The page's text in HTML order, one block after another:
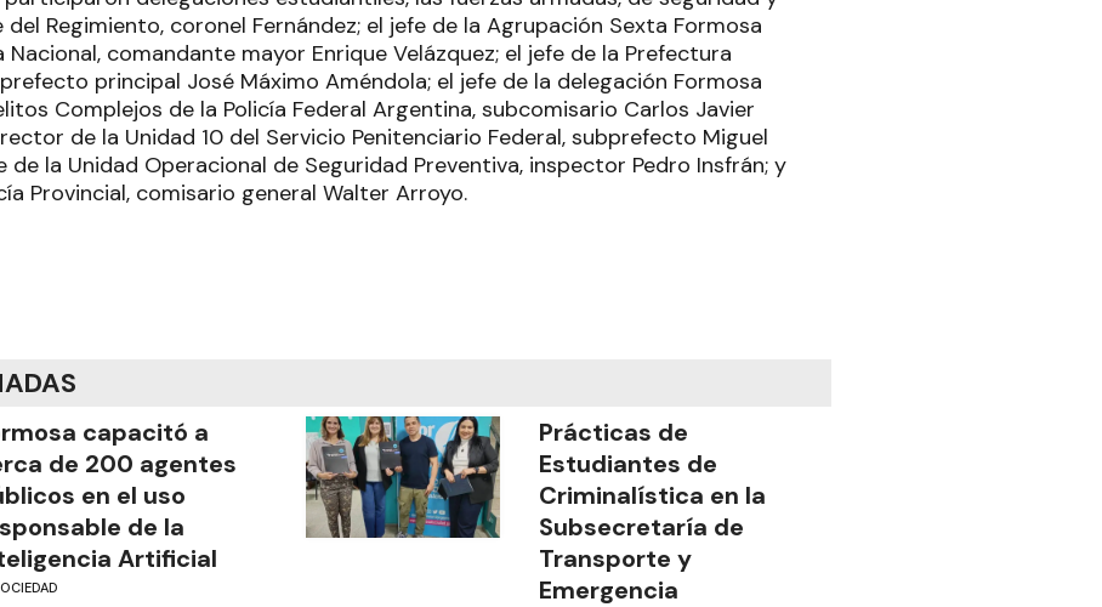
del Regimiento, coronel Fernández; el jefe de la Agrupación Sexta Formosa
Nacional, comandante mayor Enrique Velázquez; el jefe de la Prefectura
principal José Máximo Améndola; el jefe de la delegación Formosa
Complejos de la Policía Federal Argentina, subcomisario Carlos Javier
de la Unidad 10 del Servicio Penitenciario Federal, subprefecto Miguel
de la Unidad Operacional de Seguridad Preventiva, inspector Pedro Insfrán; y
Provincial, comisario general Walter Arroyo.
capacitó a
de 200 agentes
en el uso
de la
Artificial
Prácticas de
Estudiantes de
Criminalística en la
Subsecretaría de
Transporte y
Emergencia